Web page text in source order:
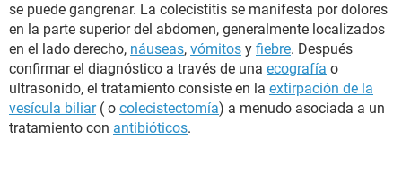
GLOSARIO
se puede gangrenar. La colecistitis se manifesta por dolores
en la parte superior del abdomen, generalmente localizados
en el lado derecho, náuseas, vómitos y fiebre. Después
confirmar el diagnóstico a través de una ecografía o
ultrasonido, el tratamiento consiste en la extirpación de la
vesícula biliar( o colecistectomía) a menudo asociada a un
tratamiento con antibióticos.